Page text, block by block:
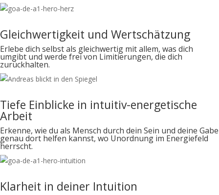
Gleichwertigkeit und Wertschätzung
Erlebe dich selbst als gleichwertig mit allem, was dich
umgibt und werde frei von Limitierungen, die dich
zurückhalten.
Tiefe Einblicke in intuitiv-energetische
Arbeit
Erkenne, wie du als Mensch durch dein Sein und deine Gabe
genau dort helfen kannst, wo Unordnung im Energiefeld
herrscht.
Klarheit in deiner Intuition